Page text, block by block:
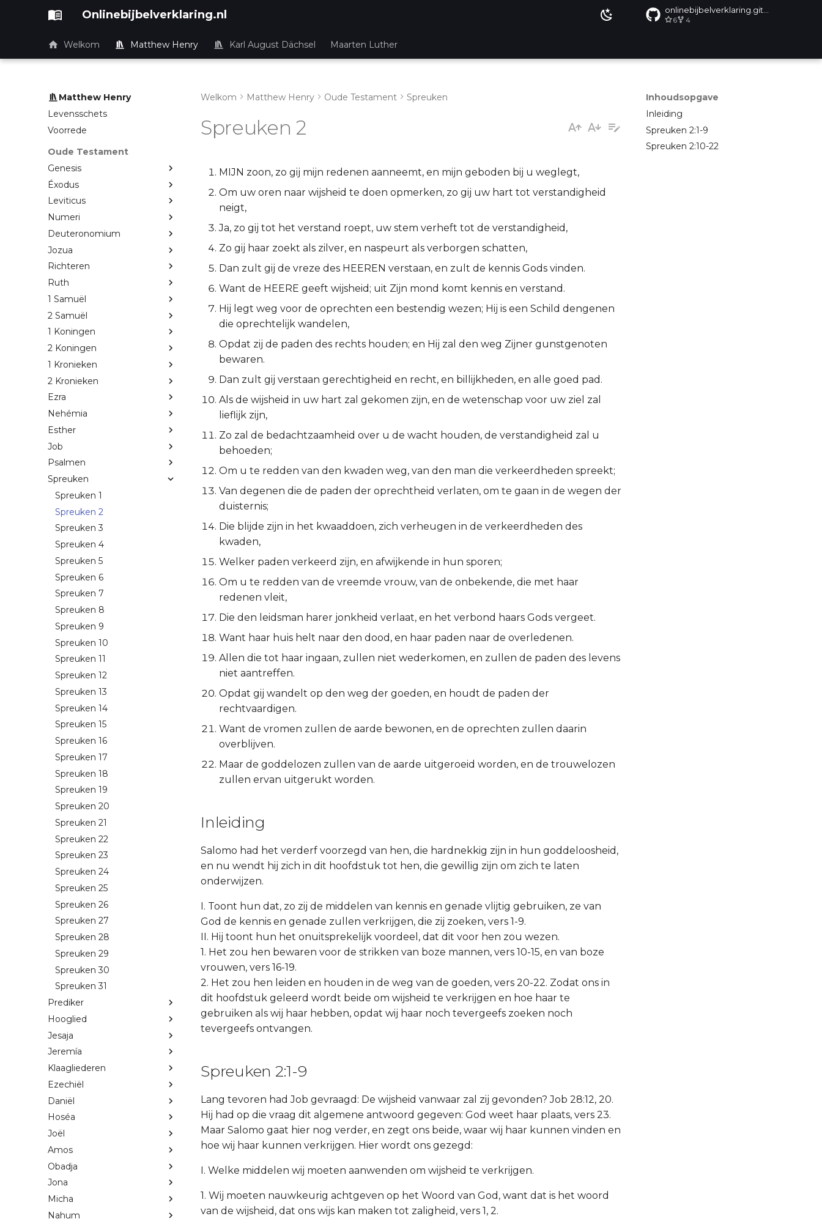
Onlinebijbelverklaring.nl 6 4
Welkom Matthew Henry Karl August Dächsel Maarten Luther
Matthew Henry
Levensschets
Voorrede
Oude Testament
Genesis
Éxodus
Leviticus
Numeri
Deuteronomium
Jozua
Richteren
Ruth
1 Samuël
2 Samuël
1 Koningen
2 Koningen
1 Kronieken
2 Kronieken
Ezra
Nehémia
Esther
Job
Psalmen
Spreuken
Spreuken 1
Spreuken 2
Spreuken 3
Spreuken 4
Spreuken 5
Spreuken 6
Spreuken 7
Spreuken 8
Spreuken 9
Spreuken 10
Spreuken 11
Spreuken 12
Spreuken 13
Spreuken 14
Spreuken 15
Spreuken 16
Spreuken 17
Spreuken 18
Spreuken 19
Spreuken 20
Spreuken 21
Spreuken 22
Spreuken 23
Spreuken 24
Spreuken 25
Spreuken 26
Spreuken 27
Spreuken 28
Spreuken 29
Spreuken 30
Spreuken 31
Prediker
Hooglied
Jesaja
Jeremía
Klaagliederen
Ezechiël
Daniël
Hoséa
Joël
Amos
Obadja
Jona
Micha
Nahum
Inhoudsopgave
Inleiding
Spreuken 2:1-9
Spreuken 2:10-22
Welkom Matthew Henry Oude Testament Spreuken
Spreuken 2
MIJN zoon, zo gij mijn redenen aanneemt, en mijn geboden bij u weglegt,
Om uw oren naar wijsheid te doen opmerken, zo gij uw hart tot verstandigheid
neigt,
Ja, zo gij tot het verstand roept, uw stem verheft tot de verstandigheid,
Zo gij haar zoekt als zilver, en naspeurt als verborgen schatten,
Dan zult gij de vreze des HEEREN verstaan, en zult de kennis Gods vinden.
Want de HEERE geeft wijsheid; uit Zijn mond komt kennis en verstand.
Hij legt weg voor de oprechten een bestendig wezen; Hij is een Schild dengenen
die oprechtelijk wandelen,
Opdat zij de paden des rechts houden; en Hij zal den weg Zijner gunstgenoten
bewaren.
Dan zult gij verstaan gerechtigheid en recht, en billijkheden, en alle goed pad.
Als de wijsheid in uw hart zal gekomen zijn, en de wetenschap voor uw ziel zal
lieflijk zijn,
Zo zal de bedachtzaamheid over u de wacht houden, de verstandigheid zal u
behoeden;
Om u te redden van den kwaden weg, van den man die verkeerdheden spreekt;
Van degenen die de paden der oprechtheid verlaten, om te gaan in de wegen der
duisternis;
Die blijde zijn in het kwaaddoen, zich verheugen in de verkeerdheden des
kwaden,
Welker paden verkeerd zijn, en afwijkende in hun sporen;
Om u te redden van de vreemde vrouw, van de onbekende, die met haar
redenen vleit,
Die den leidsman harer jonkheid verlaat, en het verbond haars Gods vergeet.
Want haar huis helt naar den dood, en haar paden naar de overledenen.
Allen die tot haar ingaan, zullen niet wederkomen, en zullen de paden des levens
niet aantreffen.
Opdat gij wandelt op den weg der goeden, en houdt de paden der
rechtvaardigen.
Want de vromen zullen de aarde bewonen, en de oprechten zullen daarin
overblijven.
Maar de goddelozen zullen van de aarde uitgeroeid worden, en de trouwelozen
zullen ervan uitgerukt worden.
Inleiding
Salomo had het verderf voorzegd van hen, die hardnekkig zijn in hun goddeloosheid,
en nu wendt hij zich in dit hoofdstuk tot hen, die gewillig zijn om zich te laten
onderwijzen.
I. Toont hun dat, zo zij de middelen van kennis en genade vlijtig gebruiken, ze van
God de kennis en genade zullen verkrijgen, die zij zoeken, vers 1-9.
II. Hij toont hun het onuitsprekelijk voordeel, dat dit voor hen zou wezen.
1. Het zou hen bewaren voor de strikken van boze mannen, vers 10-15, en van boze
vrouwen, vers 16-19.
2. Het zou hen leiden en houden in de weg van de goeden, vers 20-22. Zodat ons in
dit hoofdstuk geleerd wordt beide om wijsheid te verkrijgen en hoe haar te
gebruiken als wij haar hebben, opdat wij haar noch tevergeefs zoeken noch
tevergeefs ontvangen.
Spreuken 2:1-9
Lang tevoren had Job gevraagd: De wijsheid vanwaar zal zij gevonden? Job 28:12, 20.
Hij had op die vraag dit algemene antwoord gegeven: God weet haar plaats, vers 23.
Maar Salomo gaat hier nog verder, en zegt ons beide, waar wij haar kunnen vinden en
hoe wij haar kunnen verkrijgen. Hier wordt ons gezegd:
I. Welke middelen wij moeten aanwenden om wijsheid te verkrijgen.
1. Wij moeten nauwkeurig achtgeven op het Woord van God, want dat is het woord
van de wijsheid, dat ons wijs kan maken tot zaligheid, vers 1, 2.